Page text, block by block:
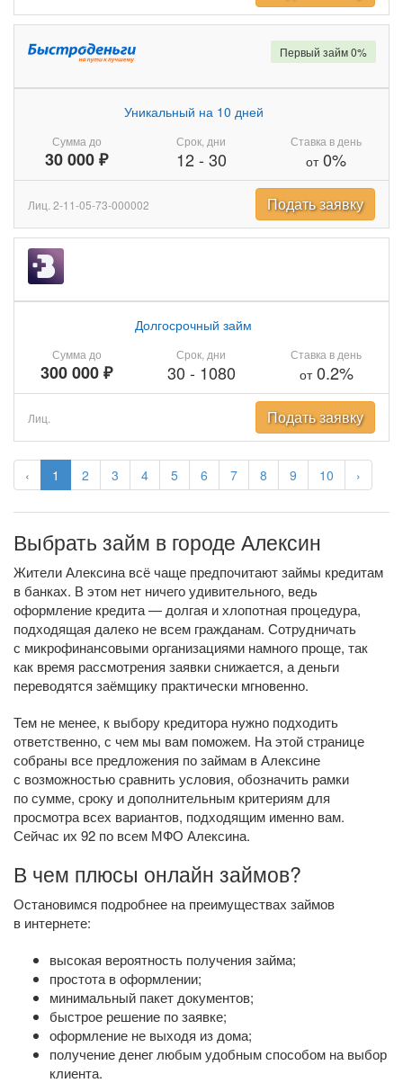
‹ 1 2 3 4 5 6 7 8 9 10 ›
Сумма до
30 000 ₽
Уникальный на 10 дней
Срок, дни
12- 30
Ставка в день
от0%
Первый займ 0%
Лиц. 2-11-05-73-000002 Подать заявку
Сумма до
300 000 ₽
Долгосрочный займ
Срок, дни
30 - 1080
Ставка в день
от0.2%
Лиц. Подать заявку
Выбрать займ в городе Алексин
Жители Алексина всё чаще предпочитают займы кредитам
в банках. В этом нет ничего удивительного, ведь
оформление кредита — долгая и хлопотная процедура,
подходящая далеко не всем гражданам. Сотрудничать
с микрофинансовыми организациями намного проще, так
как время рассмотрения заявки снижается, а деньги
переводятся заёмщику практически мгновенно.
Тем не менее, к выбору кредитора нужно подходить
ответственно, с чем мы вам поможем. На этой странице
собраны все предложения по займам в Алексине
с возможностью сравнить условия, обозначить рамки
по сумме, сроку и дополнительным критериям для
просмотра всех вариантов, подходящим именно вам.
Сейчас их 92 по всем МФО Алексина.
В чем плюсы онлайн займов?
Остановимся подробнее на преимуществах займов
в интернете:
высокая вероятность получения займа;
простота в оформлении;
минимальный пакет документов;
быстрое решение по заявке;
оформление не выходя из дома;
получение денег любым удобным способом на выбор
клиента.